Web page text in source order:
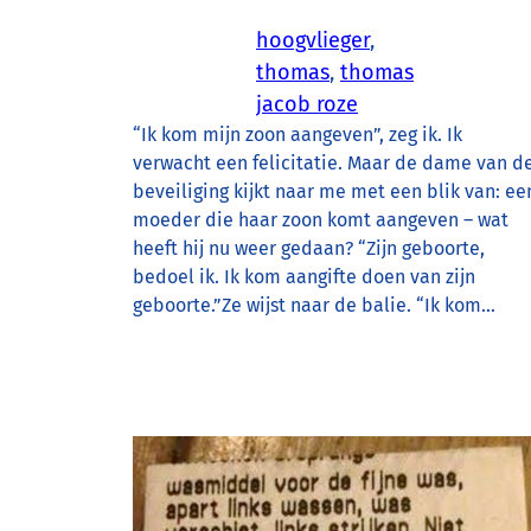
hoogvlieger
thomas, thomas
jacob roze
“Ik kom mijn zoon aangeven”, zeg ik. Ik
verwacht een felicitatie. Maar de dame van
beveiliging kijkt naar me met een blik van:
moeder die haar zoon komt aangeven – wat
heeft hij nu weer gedaan? “Zijn geboorte,
bedoel ik. Ik kom aangifte doen van zijn
geboorte.”Ze wijst naar de balie. “Ik kom…